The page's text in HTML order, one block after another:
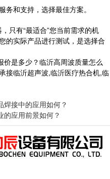
和支持，选择最佳方案。
只有“最适合”您当前需求的机
的实际产品进行测试，是选择合
是多少？临沂高周波质量怎么
接临沂超声波,临沂医疗热合机,临
焊接中的应用如何？
的应用前景如何？